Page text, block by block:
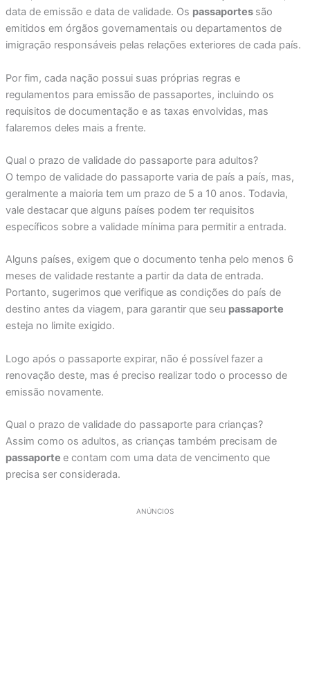
data de emissão e data de validade. Os passaportes são
emitidos em órgãos governamentais ou departamentos de
imigração responsáveis pelas relações exteriores de cada país.
Por fim, cada nação possui suas próprias regras e
regulamentos para emissão de passaportes, incluindo os
requisitos de documentação e as taxas envolvidas, mas
falaremos deles mais a frente.
Qual o prazo de validade do passaporte para adultos?
O tempo de validade do passaporte varia de país a país, mas,
geralmente a maioria tem um prazo de 5 a 10 anos. Todavia,
vale destacar que alguns países podem ter requisitos
específicos sobre a validade mínima para permitir a entrada.
Alguns países, exigem que o documento tenha pelo menos 6
meses de validade restante a partir da data de entrada.
Portanto, sugerimos que verifique as condições do país de
destino antes da viagem, para garantir que seu passaporte
esteja no limite exigido.
Logo após o passaporte expirar, não é possível fazer a
renovação deste, mas é preciso realizar todo o processo de
emissão novamente.
Qual o prazo de validade do passaporte para crianças?
Assim como os adultos, as crianças também precisam de
passaporte e contam com uma data de vencimento que
precisa ser considerada.
ANÚNCIOS